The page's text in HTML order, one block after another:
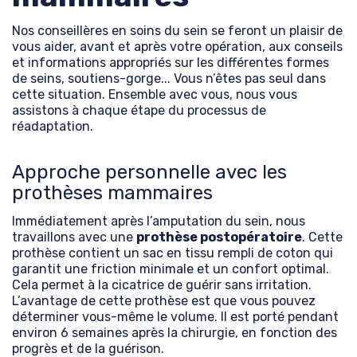
Nos conseillères en soins du sein se feront un plaisir de
vous aider, avant et après votre opération, aux conseils
et informations appropriés sur les différentes formes
de seins, soutiens-gorge... Vous n’êtes pas seul dans
cette situation. Ensemble avec vous, nous vous
assistons à chaque étape du processus de
réadaptation.
Approche personnelle avec les
prothèses mammaires
Immédiatement après l’amputation du sein, nous
travaillons avec une prothèse postopératoire. Cette
prothèse contient un sac en tissu rempli de coton qui
garantit une friction minimale et un confort optimal.
Cela permet à la cicatrice de guérir sans irritation.
L’avantage de cette prothèse est que vous pouvez
déterminer vous-même le volume. Il est porté pendant
environ 6 semaines après la chirurgie, en fonction des
progrès et de la guérison.